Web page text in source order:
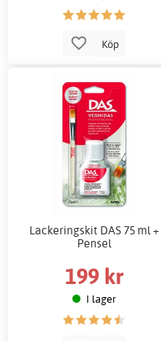
Köp
Lackeringskit DAS 75 ml +
Pensel
199 kr
I lager